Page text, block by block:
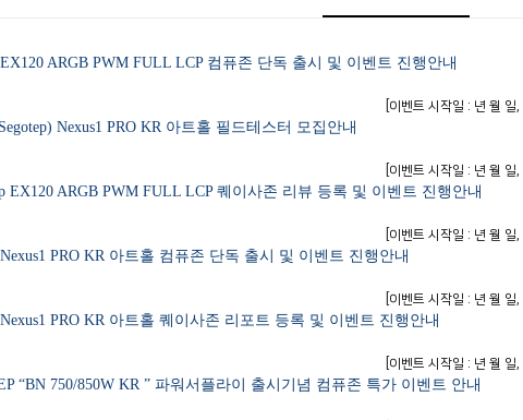
ARGB PWM FULL LCP 컴퓨존 단독 출시 및 이벤트 진행안내
이벤트 시작일 : 년 월 일,
Nexus1 PRO KR 아트홀 필드테스터 모집안내
이벤트 시작일 : 년 월 일,
EX120 ARGB PWM FULL LCP 퀘이사존 리뷰 등록 및 이벤트 진행안내
이벤트 시작일 : 년 월 일,
PRO KR 아트홀 컴퓨존 단독 출시 및 이벤트 진행안내
이벤트 시작일 : 년 월 일,
PRO KR 아트홀 퀘이사존 리포트 등록 및 이벤트 진행안내
이벤트 시작일 : 년 월 일,
“BN 750/850W KR ” 파워서플라이 출시기념 컴퓨존 특가 이벤트 안내